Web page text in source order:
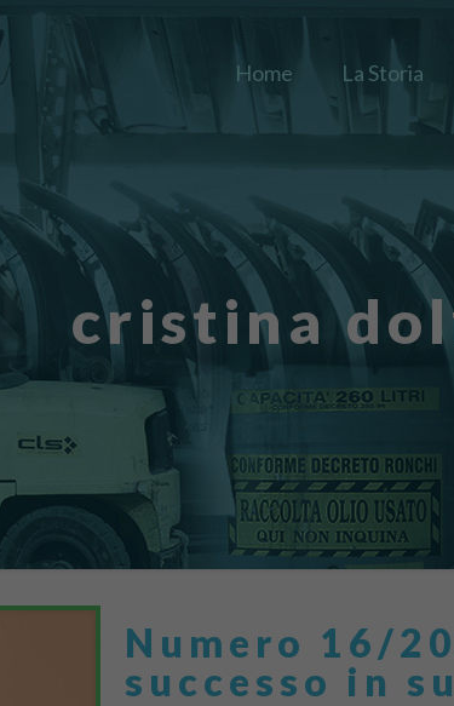
Home La Storia
cristina
Numero 16/
successo in